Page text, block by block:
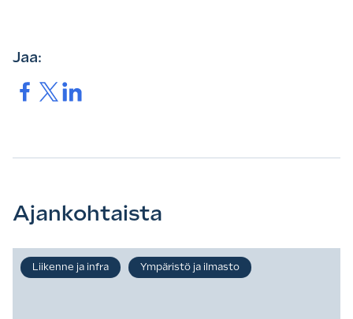
Jaa:
Jaa. Jaa.Jaa.
Ajankohtaista
Liikenne ja infra Ympäristö ja ilmasto